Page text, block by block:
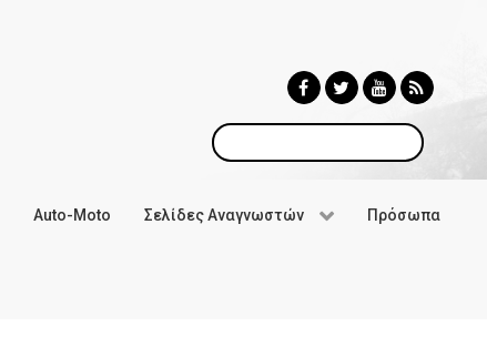
Αναζήτηση
Auto-Moto Σελίδες Αναγνωστών Πρόσωπα